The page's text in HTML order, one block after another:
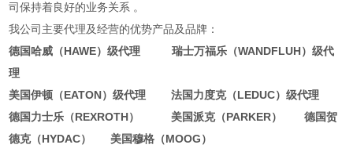
司保持着良好的业务关系 。
我公司主要代理及经营的优势产品及品牌：
德国哈威（HAWE）级代理 瑞士万福乐（WANDFLUH）级代
理
美国伊顿（EATON）级代理 法国力度克（LEDUC）级代理
德国力士乐（REXROTH） 美国派克（PARKER） 德国贺
德克（HYDAC） 美国穆格（MOOG）